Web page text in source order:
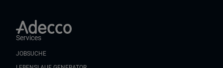
Services
JOBSUCHE